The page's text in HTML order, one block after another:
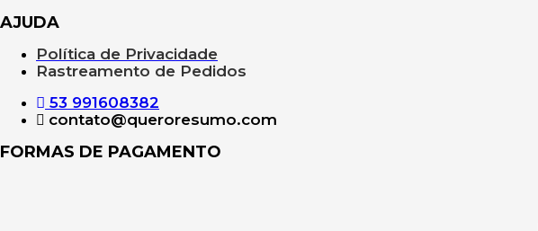
AJUDA
Política de Privacidade
Rastreamento de Pedidos
53 991608382
contato@queroresumo.com
FORMAS DE PAGAMENTO